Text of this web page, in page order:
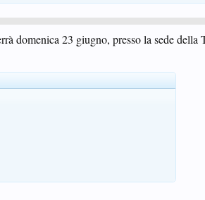
domenica 23 giugno, presso la sede della